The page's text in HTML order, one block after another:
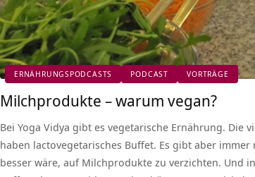
ERNÄHRUNGSPODCASTS PODCAST VORTRÄGE
Milchprodukte – warum vegan?
Bei Yoga Vidya gibt es vegetarische Ernährung. Die
haben lactovegetarisches Buffet. Es gibt aber immer
besser wäre, auf Milchprodukte zu verzichten. Und